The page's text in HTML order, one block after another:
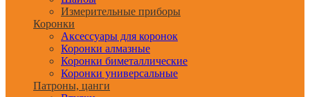
Измерительные приборы
Коронки
Аксессуары для коронок
Коронки алмазные
Коронки биметаллические
Коронки универсальные
Патроны, цанги